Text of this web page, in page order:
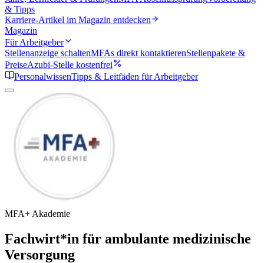
& Tipps
Karriere-Artikel im Magazin entdecken
Magazin
Für Arbeitgeber
Stellenanzeige schaltenMFAs direkt kontaktierenStellenpakete &
PreiseAzubi-Stelle kostenfrei
PersonalwissenTipps & Leitfäden für Arbeitgeber
MFA+ Akademie
Fachwirt*in für ambulante medizinische
Versorgung